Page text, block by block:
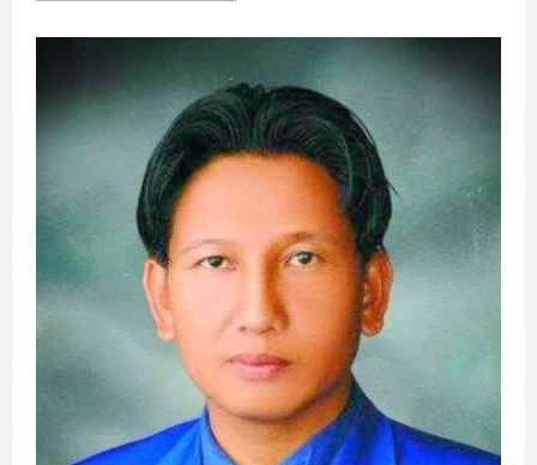
dan
Organizing
Committee
(OC)
dalam
Sebuah
Kegiatan